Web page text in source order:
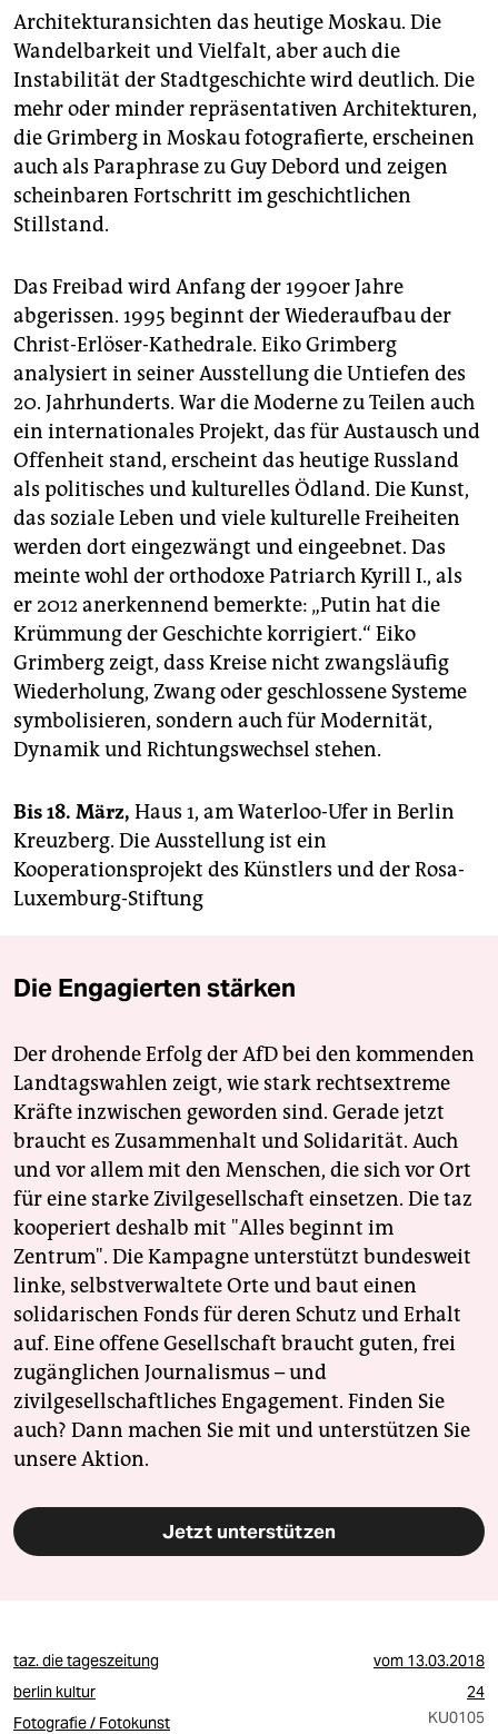
Architekturansichten das heutige Moskau. Die
Wandelbarkeit und Vielfalt, aber auch die
Instabilität der Stadtgeschichte wird deutlich. Die
mehr oder minder repräsentativen Architekturen,
die Grimberg in Moskau fotografierte, erscheinen
auch als Paraphrase zu Guy Debord und zeigen
scheinbaren Fortschritt im geschichtlichen
Stillstand.
Das Freibad wird Anfang der 1990er Jahre
abgerissen. 1995 beginnt der Wiederaufbau der
Christ-Erlöser-Kathedrale. Eiko Grimberg
analysiert in seiner Ausstellung die Untiefen des
20. Jahrhunderts. War die Moderne zu Teilen auch
ein internationales Projekt, das für Austausch und
Offenheit stand, erscheint das heutige Russland
als politisches und kulturelles Ödland. Die Kunst,
das soziale Leben und viele kulturelle Freiheiten
werden dort eingezwängt und eingeebnet. Das
meinte wohl der orthodoxe Patriarch Kyrill I., als
er 2012 anerkennend bemerkte: „Putin hat die
Krümmung der Geschichte korrigiert.“ Eiko
Grimberg zeigt, dass Kreise nicht zwangsläufig
Wiederholung, Zwang oder geschlossene Systeme
symbolisieren, sondern auch für Modernität,
Dynamik und Richtungswechsel stehen.
Bis 18. März, Haus 1, am Waterloo-Ufer in Berlin
Kreuzberg. Die Ausstellung ist ein
Kooperationsprojekt des Künstlers und der Rosa-
Luxemburg-Stiftung
Die Engagierten stärken
Der drohende Erfolg der AfD bei den kommenden
Landtagswahlen zeigt, wie stark rechtsextreme
Kräfte inzwischen geworden sind. Gerade jetzt
braucht es Zusammenhalt und Solidarität. Auch
und vor allem mit den Menschen, die sich vor Ort
für eine starke Zivilgesellschaft einsetzen. Die taz
kooperiert deshalb mit "Alles beginnt im
Zentrum". Die Kampagne unterstützt bundesweit
linke, selbstverwaltete Orte und baut einen
solidarischen Fonds für deren Schutz und Erhalt
auf. Eine offene Gesellschaft braucht guten, frei
zugänglichen Journalismus – und
zivilgesellschaftliches Engagement. Finden Sie
auch? Dann machen Sie mit und unterstützen Sie
unsere Aktion.
Jetzt unterstützen
taz. die tageszeitung vom 13.03.2018
berlin kultur
24
Fotografie / Fotokunst
KU0105